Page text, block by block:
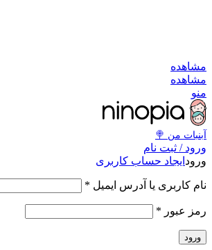
من 🍭
/ ثبت نام
ایجاد حساب کاربری
کاربری یا آدرس ایمیل*
عبور*
ورود